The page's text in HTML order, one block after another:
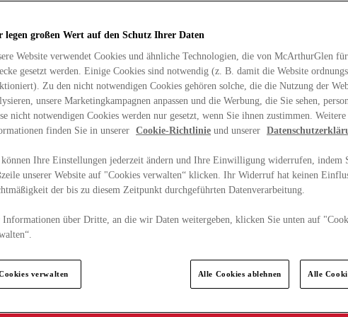
legen großen Wert auf den Schutz Ihrer Daten
Website verwendet Cookies und ähnliche Technologien, die von McArthurGlen
gesetzt werden. Einige Cookies sind notwendig (z. B. damit die Website
Zu den nicht notwendigen Cookies gehören solche, die die Nutzung der
unsere Marketingkampagnen anpassen und die Werbung, die Sie sehen,
nicht notwendigen Cookies werden nur gesetzt, wenn Sie ihnen zustimmen. Weitere
finden Sie in unserer
Cookie-Richtlinie und unserer
können Ihre Einstellungen jederzeit ändern und Ihre Einwilligung widerrufen, indem
unserer Website auf "Cookies verwalten“ klicken. Ihr Widerruf hat keinen
der bis zu diesem Zeitpunkt durchgeführten Datenverarbeitung.
Informationen über Dritte, an die wir Daten weitergeben, klicken Sie unten auf
verwalten Alle Cookies ablehnen Alle